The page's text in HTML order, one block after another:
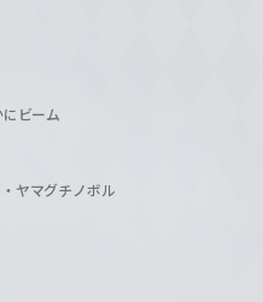
ビーム
ヤマグチノボル